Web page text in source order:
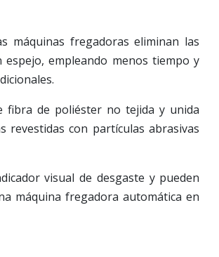
máquinas fregadoras eliminan las
empleando menos tiempo y
fibra de poliéster no tejida y unida
revestidas con partículas abrasivas
visual de desgaste y pueden
máquina fregadora automática en